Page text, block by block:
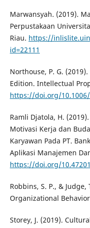
Marwansyah. (2019).
Perpustakaan
Riau. https://
id=22111
Northouse, P. G.
Edition. Intellectual
https://doi.org/
Ramli Djatola, H.
Motivasi Kerja dan
Karyawan Pada PT.
Aplikasi Manajemen
https://doi.org/
Robbins, S. P., &
Organizational
Storey, J. (2019).